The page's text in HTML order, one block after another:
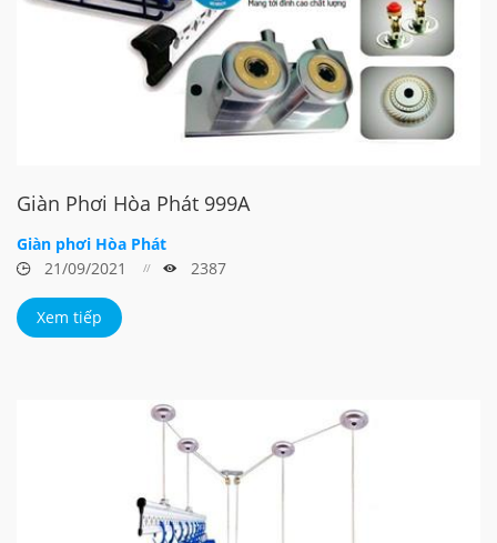
Giàn Phơi Hòa Phát 999A
Giàn phơi Hòa Phát
21/09/2021
2387
Xem tiếp